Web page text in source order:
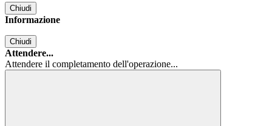
Chiudi
Informazione
Chiudi
Attendere...
Attendere il completamento dell'operazione...